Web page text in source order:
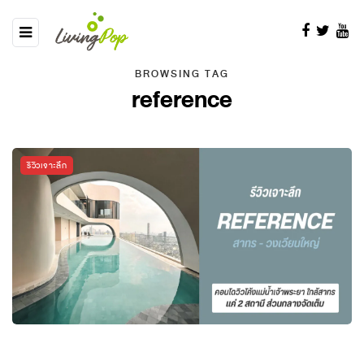
BROWSING TAG
reference
รีวิวเจาะลึก